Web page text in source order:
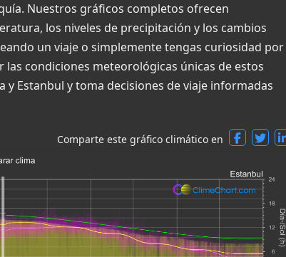
Nuestros gráficos completos ofrecen
los niveles de precipitación y los cambios
un viaje o simplemente tengas curiosidad por
condiciones meteorológicas únicas de estos
Estanbul y toma decisiones de viaje informadas
Comparte este gráfico climático en